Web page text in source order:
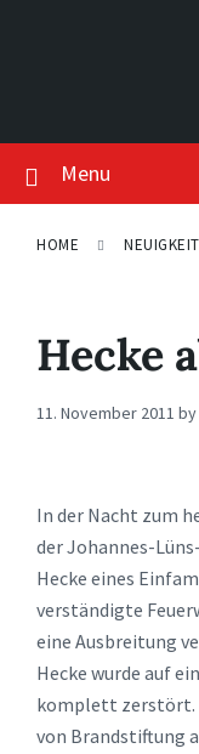
Menu
HOME
Hecke
11. November 2011 by
In der Nacht zum
der Johannes-
Hecke eines
verständigte
eine Ausbreitung
Hecke wurde auf
komplett zerstört.
von Brandstiftung